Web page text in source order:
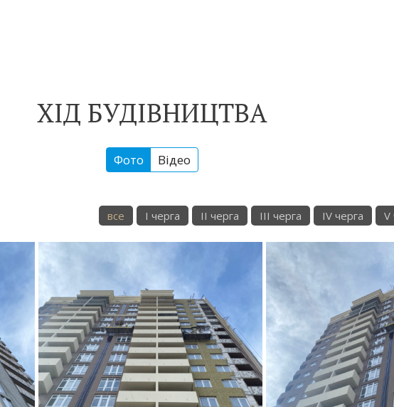
ХІД БУДІВНИЦТВА
Фото Відео
все I черга II черга III черга IV черга V